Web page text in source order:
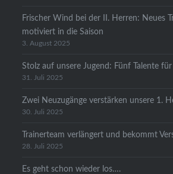
Frischer Wind bei der II. Herren: Neues
motiviert in die Saison
3. August 2025
Stolz auf unsere Jugend: Fünf Talente
31. Juli 2025
Zwei Neuzugänge verstärken unsere 1.
30. Juli 2025
Trainerteam verlängert und bekommt
28. Juli 2025
Es geht schon wieder los….